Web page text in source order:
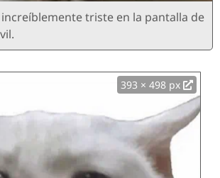
triste en la pantalla de
393 × 498 px